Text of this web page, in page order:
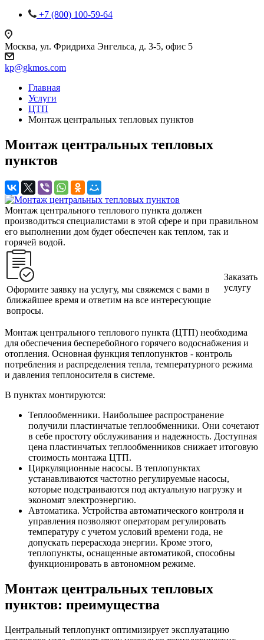
+7 (800) 100-59-64
Москва, ул. Фридриха Энгельса, д. 3-5, офис 5
kp@gkmos.com
Главная
Услуги
ЦТП
Монтаж центральных тепловых пунктов
Монтаж центральных тепловых
пунктов
Монтаж центрального теплового пункта должен
производиться специалистами в этой сфере и при правильном
его выполнении дом будет обеспечен как теплом, так и
горячей водой.
Оформите заявку на услугу, мы свяжемся с вами в
ближайшее время и ответим на все интересующие
вопросы.
Заказать
услугу
Монтаж центрального теплового пункта (ЦТП) необходима
для обеспечения бесперебойного горячего водоснабжения и
отопления. Основная функция теплопунктов - контроль
потребления и распределения тепла, температурного режима
и давления теплоносителя в системе.
В пунктах монтируются:
Теплообменники. Наибольшее распространение
получили пластинчатые теплообменники. Они сочетают
в себе простоту обслуживания и надежность. Доступная
цена пластинчатых теплообменников снижает итоговую
стоимость монтажа ЦТП.
Циркуляционные насосы. В теплопунктах
устанавливаются частотно регулируемые насосы,
которые подстраиваются под актуальную нагрузку и
экономят электроэнергию.
Автоматика. Устройства автоматического контроля и
управления позволяют операторам регулировать
температуру с учетом условий времени года, не
допускать перерасхода энергии. Кроме этого,
теплопункты, оснащенные автоматикой, способны
функционировать в автономном режиме.
Монтаж центральных тепловых
пунктов: преимущества
Центральный теплопункт оптимизирует эксплуатацию